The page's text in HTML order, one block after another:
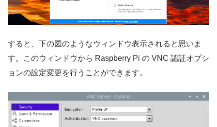
すると、下の図のようなウィンドウ表示されると思いま
す。このウィンドウから Raspberry Pi の VNC 認証オプシ
ョンの設定変更を行うことができます。